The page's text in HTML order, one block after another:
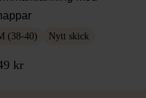
(38-40) Nytt skick
kr